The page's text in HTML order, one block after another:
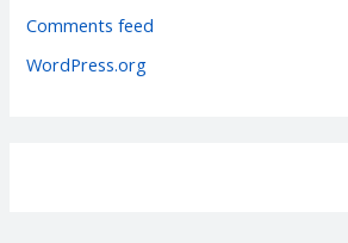
Comments feed
WordPress.org